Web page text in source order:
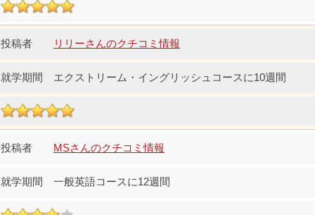
リリーさんのクチコミ情報
エクストリーム・イングリッシュコースに10週間
MSさんのクチコミ情報
一般英語コースに12週間